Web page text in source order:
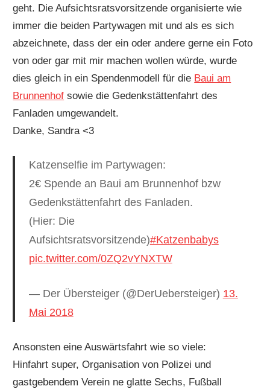
geht. Die Aufsichtsratsvorsitzende organisierte wie
immer die beiden Partywagen mit und als es sich
abzeichnete, dass der ein oder andere gerne ein Foto
von oder gar mit mir machen wollen würde, wurde
dies gleich in ein Spendenmodell für die Baui am
Brunnenhof sowie die Gedenkstättenfahrt des
Fanladen umgewandelt.
Danke, Sandra <3
Katzenselfie im Partywagen:
2€ Spende an Baui am Brunnenhof bzw
Gedenkstättenfahrt des Fanladen.
(Hier: Die
Aufsichtsratsvorsitzende)#Katzenbabys
pic.twitter.com/0ZQ2vYNXTW
— Der Übersteiger (@DerUebersteiger) 13.
Mai 2018
Ansonsten eine Auswärtsfahrt wie so viele:
Hinfahrt super, Organisation von Polizei und
gastgebendem Verein ne glatte Sechs, Fußball